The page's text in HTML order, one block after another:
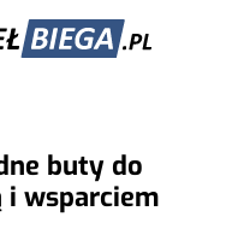
buty do
i wsparciem